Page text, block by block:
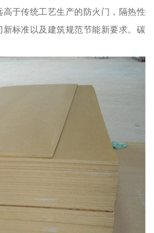
于传统工艺生产的防火门，隔热性
标准以及建筑规范节能新要求。碳